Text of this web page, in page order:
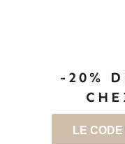
-20%
LE